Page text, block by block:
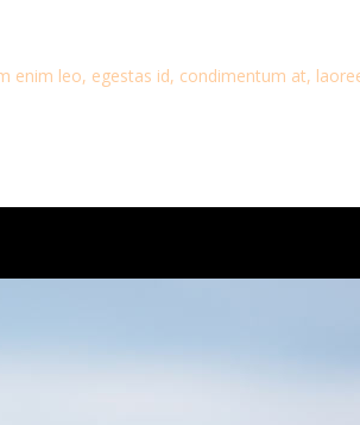
leo, egestas id, condimentum at,